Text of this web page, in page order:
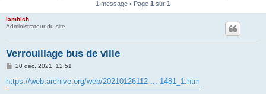
1 message • Page 1 sur 1
lambish
Administrateur du site
Verrouillage bus de ville
M
s
s
20 déc. 2021, 12:51
https://web.archive.org/web/20210126112 ... 1481_1.htm